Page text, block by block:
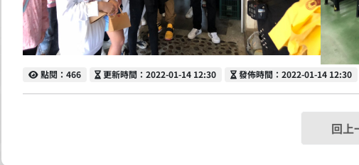
點閱
點閱：466 更新時間
更新時間：2022-01-14 12:30 發佈時間
發佈時間：2022-01-14 12:30
回上